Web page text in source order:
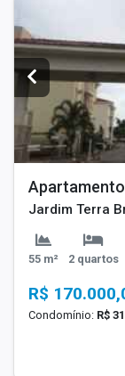
Jardim Terra
55 m² 2 quartos
R$
Condomínio: R$